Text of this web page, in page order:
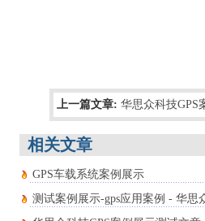
上一篇文章: 华思众科技GPS
相关文章
GPS车载系统案例展示
测试案例展示-gps应用案例 - 华思